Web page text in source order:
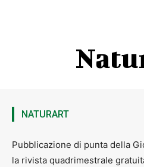
NATURART
Pubblicazione di punta della
la rivista quadrimestrale